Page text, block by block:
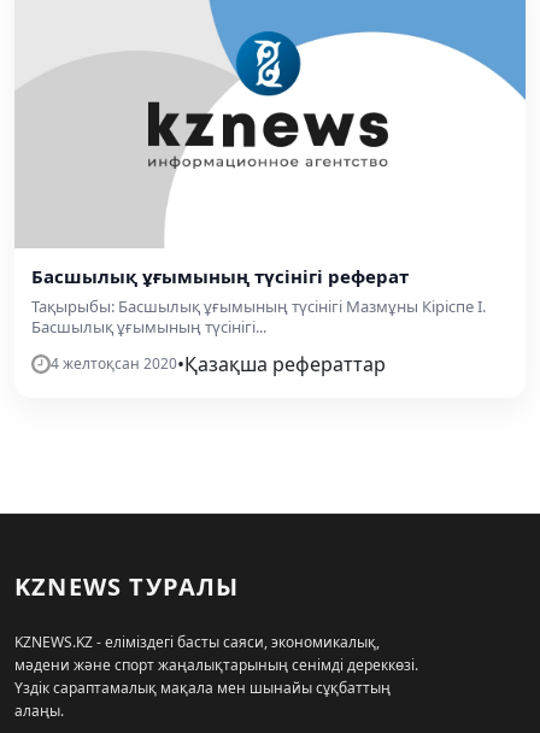
Басшылық ұғымының түсінігі реферат
Тақырыбы: Басшылық ұғымының түсінігі Мазмұны Кіріспе І.
Басшылық ұғымының түсінігі...
4 желтоқсан 2020•Қазақша рефераттар
KZNEWS ТУРАЛЫ
KZNEWS.KZ - еліміздегі басты саяси, экономикалық,
мәдени және спорт жаңалықтарының сенімді дереккөзі.
Үздік сараптамалық мақала мен шынайы сұқбаттың
алаңы.